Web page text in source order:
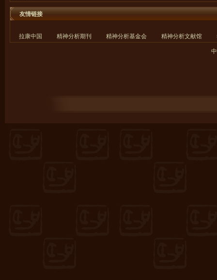
友情链接
拉康中国 精神分析期刊 精神分析基金会 精神分析文献馆